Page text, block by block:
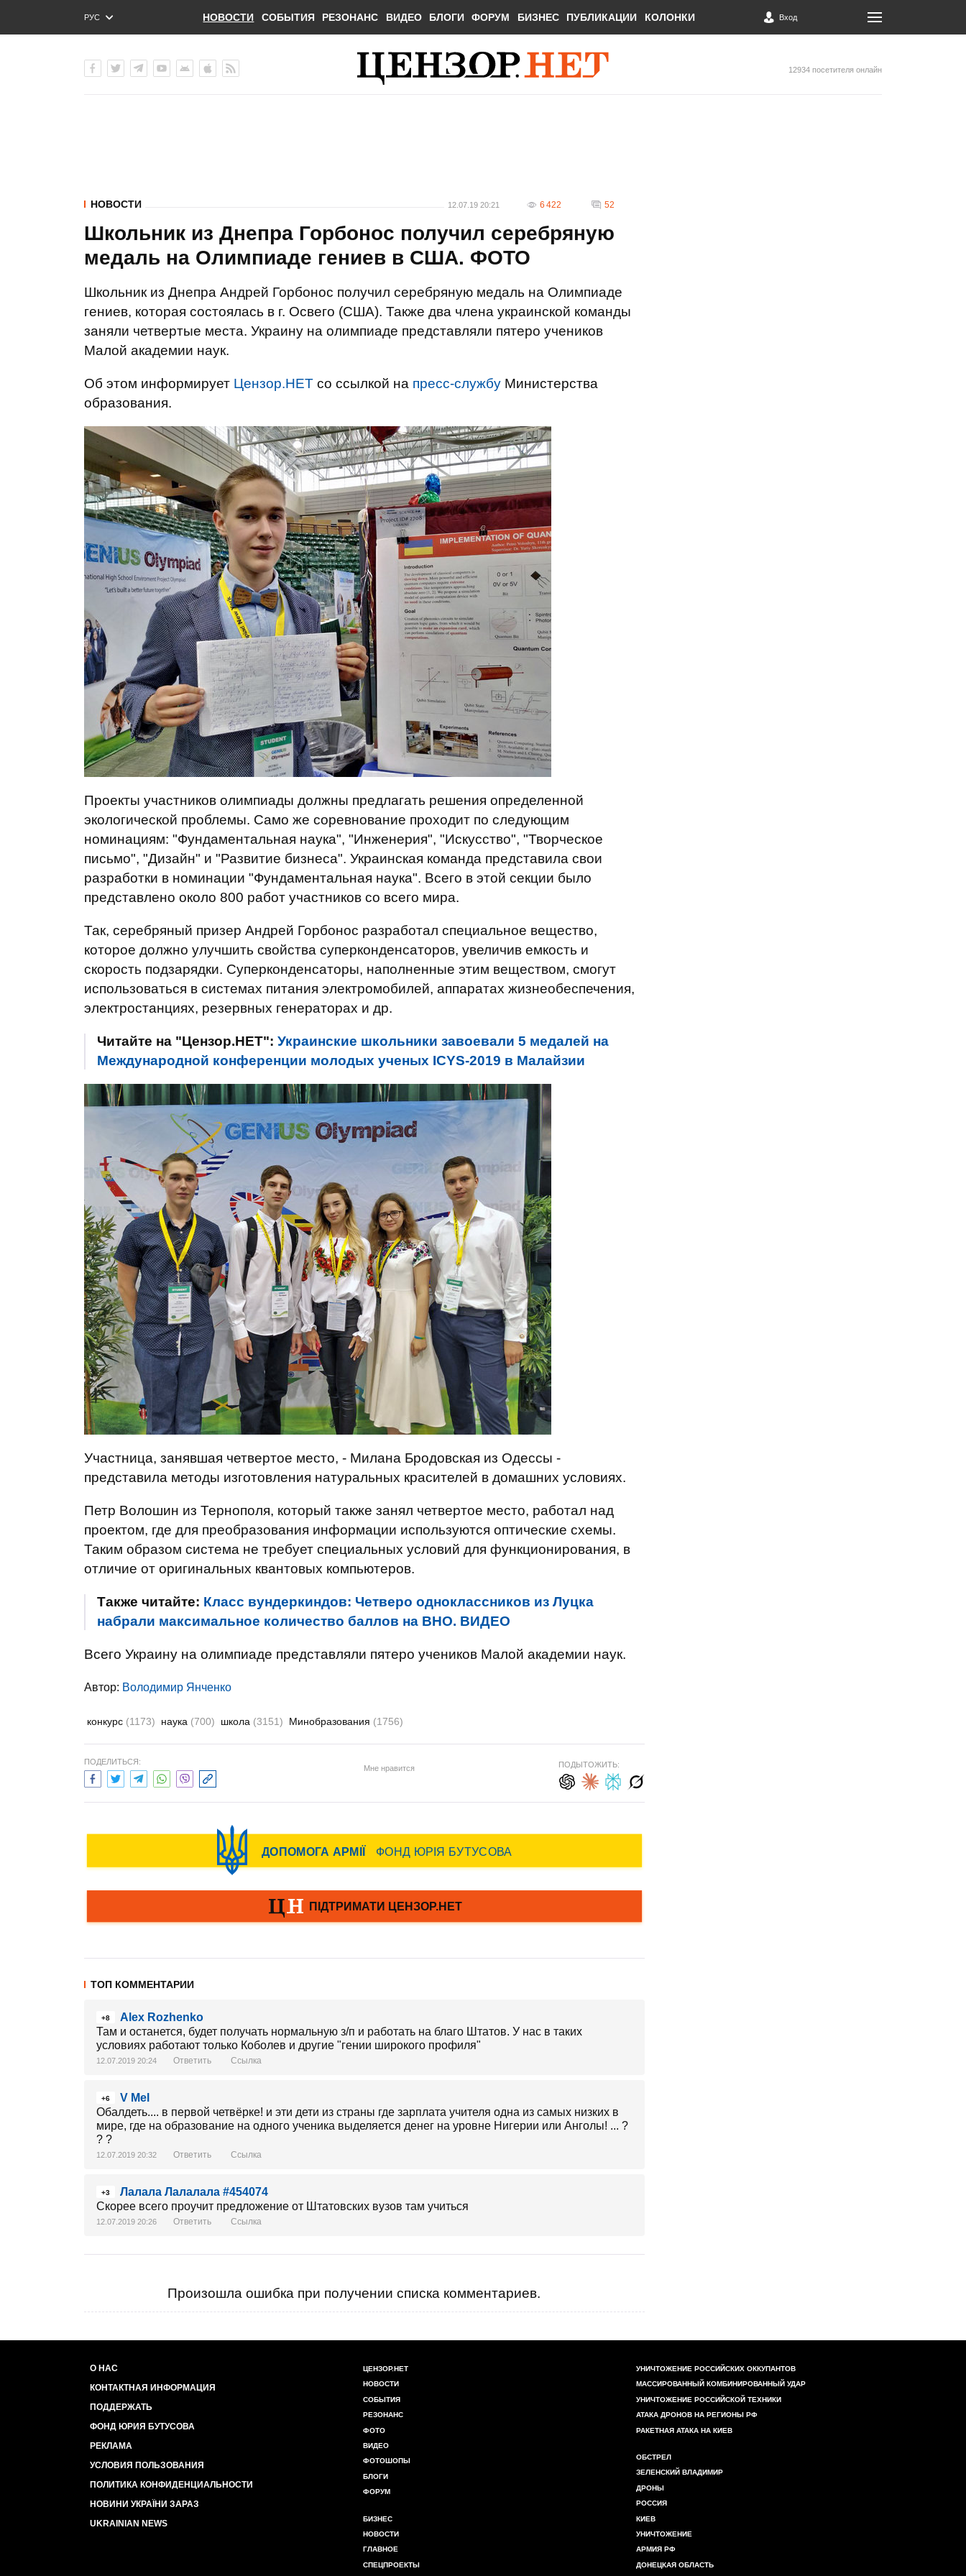
РУС
ENG
НОВОСТИ СОБЫТИЯ РЕЗОНАНС ВИДЕО БЛОГИ ФОРУМ БИЗНЕС ПУБЛИКАЦИИ КОЛОНКИ Вход
12934 посетителя онлайн
НОВОСТИ 12.07.19 20:21 6 422 52
Школьник из Днепра Горбонос получил серебряную
медаль на Олимпиаде гениев в США. ФОТО
Школьник из Днепра Андрей Горбонос получил серебряную медаль на Олимпиаде
гениев, которая состоялась в г. Освего (США). Также два члена украинской команды
заняли четвертые места. Украину на олимпиаде представляли пятеро учеников
Малой академии наук.
Об этом информирует Цензор.НЕТ со ссылкой на пресс-службу Министерства
образования.
Проекты участников олимпиады должны предлагать решения определенной
экологической проблемы. Само же соревнование проходит по следующим
номинациям: "Фундаментальная наука", "Инженерия", "Искусство", "Творческое
письмо", "Дизайн" и "Развитие бизнеса". Украинская команда представила свои
разработки в номинации "Фундаментальная наука". Всего в этой секции было
представлено около 800 работ участников со всего мира.
Так, серебряный призер Андрей Горбонос разработал специальное вещество,
которое должно улучшить свойства суперконденсаторов, увеличив емкость и
скорость подзарядки. Суперконденсаторы, наполненные этим веществом, смогут
использоваться в системах питания электромобилей, аппаратах жизнеобеспечения,
электростанциях, резервных генераторах и др.
Читайте на "Цензор.НЕТ": Украинские школьники завоевали 5 медалей на
Международной конференции молодых ученых ICYS-2019 в Малайзии
Участница, занявшая четвертое место, - Милана Бродовская из Одессы -
представила методы изготовления натуральных красителей в домашних условиях.
Петр Волошин из Тернополя, который также занял четвертое место, работал над
проектом, где для преобразования информации используются оптические схемы.
Таким образом система не требует специальных условий для функционирования, в
отличие от оригинальных квантовых компьютеров.
Также читайте: Класс вундеркиндов: Четверо одноклассников из Луцка
набрали максимальное количество баллов на ВНО. ВИДЕО
Всего Украину на олимпиаде представляли пятеро учеников Малой академии наук.
Автор: Володимир Янченко
конкурс (1173) наука (700) школа (3151) Минобразования (1756)
ПОДЕЛИТЬСЯ:
Мне нравится ПОДЫТОЖИТЬ:
ТОП КОММЕНТАРИИ
+8
Alex Rozhenko
Там и останется, будет получать нормальную з/п и работать на благо Штатов. У нас в таких
условиях работают только Коболев и другие "гении широкого профиля"
12.07.2019 20:24 Ответить Ссылка
+6
V Mel
Обалдеть.... в первой четвёрке! и эти дети из страны где зарплата учителя одна из самых низких в
мире, где на образование на одного ученика выделяется денег на уровне Нигерии или Анголы! ... ?
? ?
12.07.2019 20:32 Ответить Ссылка
+3
Лалала Лалалала #454074
Скорее всего проучит предложение от Штатовских вузов там учиться
12.07.2019 20:26 Ответить Ссылка
Произошла ошибка при получении списка комментариев.
О НАС
КОНТАКТНАЯ ИНФОРМАЦИЯ
ПОДДЕРЖАТЬ
ФОНД ЮРИЯ БУТУСОВА
РЕКЛАМА
УСЛОВИЯ ПОЛЬЗОВАНИЯ
ПОЛИТИКА КОНФИДЕНЦИАЛЬНОСТИ
НОВИНИ УКРАЇНИ ЗАРАЗ
UKRAINIAN NEWS
ЦЕНЗОР.НЕТ
НОВОСТИ
СОБЫТИЯ
РЕЗОНАНС
ФОТО
ВИДЕО
ФОТОШОПЫ
БЛОГИ
ФОРУМ
БИЗНЕС
НОВОСТИ
ГЛАВНОЕ
СПЕЦПРОЕКТЫ
УНИЧТОЖЕНИЕ РОССИЙСКИХ ОККУПАНТОВ
МАССИРОВАННЫЙ КОМБИНИРОВАННЫЙ УДАР
УНИЧТОЖЕНИЕ РОССИЙСКОЙ ТЕХНИКИ
АТАКА ДРОНОВ НА РЕГИОНЫ РФ
РАКЕТНАЯ АТАКА НА КИЕВ
ОБСТРЕЛ
ЗЕЛЕНСКИЙ ВЛАДИМИР
ДРОНЫ
РОССИЯ
КИЕВ
УНИЧТОЖЕНИЕ
АРМИЯ РФ
ДОНЕЦКАЯ ОБЛАСТЬ